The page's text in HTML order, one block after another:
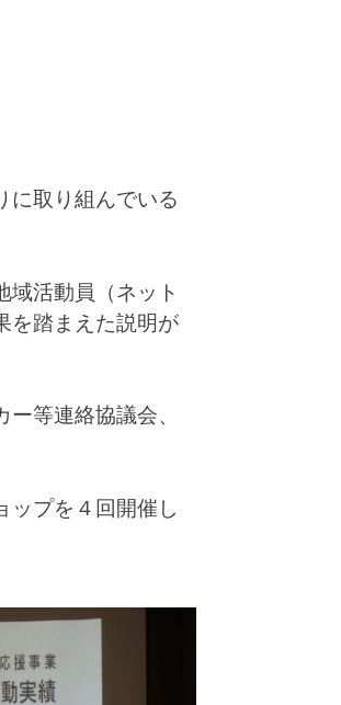
に取り組んでいる
域活動員（ネット
を踏まえた説明が
等連絡協議会、
ップを４回開催し